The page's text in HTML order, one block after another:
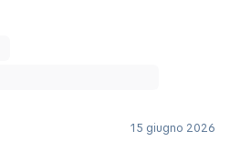
15 giugno 2026